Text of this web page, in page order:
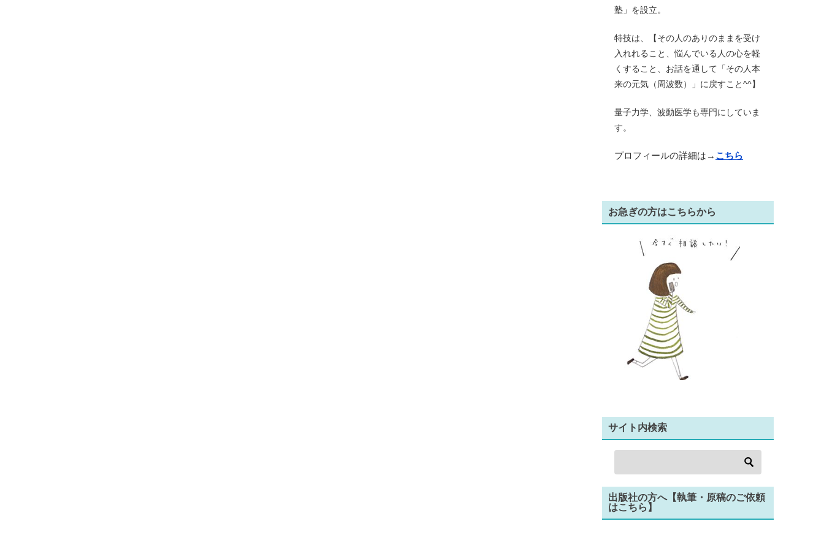
塾」を設立。
特技は、【その人のありのままを受け
入れれること、悩んでいる人の心を軽
くすること、お話を通して「その人本
来の元気（周波数）」に戻すこと^^】
量子力学、波動医学も専門にしていま
す。
プロフィールの詳細は→ こちら
お急ぎの方はこちらから
サイト内検索
出版社の方へ【執筆・原稿のご依頼
はこちら】